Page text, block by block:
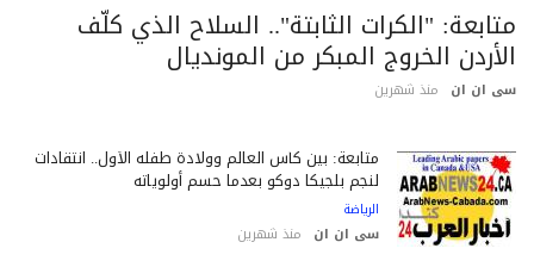
"الكرات الثابتة".. السلاح الذي كلّف
الخروج المبكر من المونديال
ان ان منذ شهرين
متابعة: بين كأس العالم وولادة طفله الأول.. انتقادات
لنجم بلجيكا دوكو بعدما حسم أولوياته
الرياضة
سى ان ان منذ شهرين